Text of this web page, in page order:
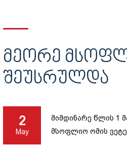
ᲛᲔᲝᲠᲔ
ᲨᲔᲣᲡᲠᲣᲚᲓᲐ
2
May
მიმდინარე წლის 1
მსოფლიო ომის